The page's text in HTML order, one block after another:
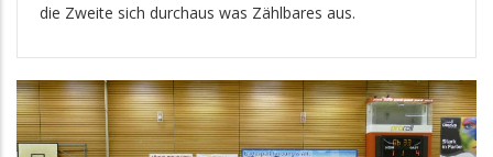
die Zweite sich durchaus was Zählbares aus.